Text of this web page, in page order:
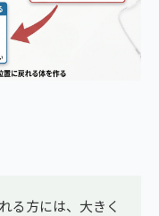
る方には、大きく